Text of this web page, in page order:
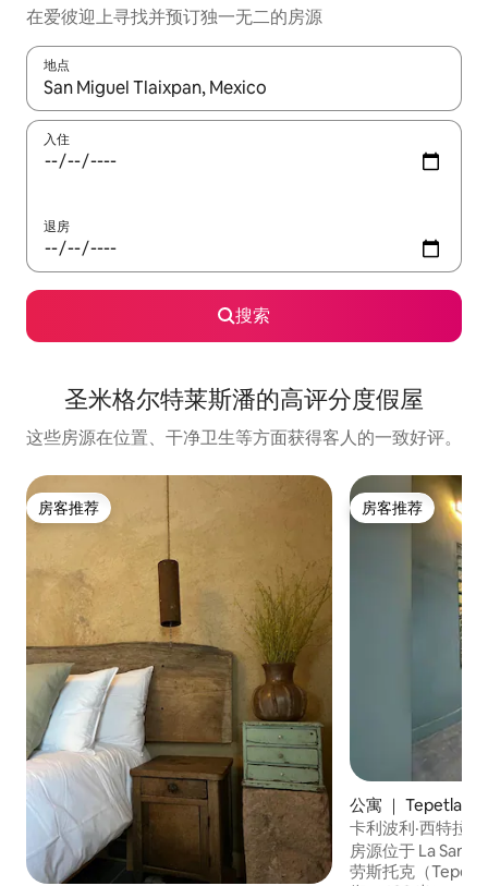
在爱彼迎上寻找并预订独一无二的房源
地点
如有搜索结果，请使用上下方向键查看，或通过点击或滑动手势
入住
退房
搜索
圣米格尔特莱斯潘的高评分度假屋
这些房源在位置、干净卫生等方面获得客人的一致好评。
房客推荐
房客推荐 房客推荐
房客推荐
公寓 ｜
卡利波利·西特拉
立入口的阁楼。
房源位于 La
劳斯托克（